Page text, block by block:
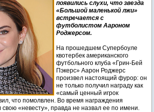
появились слухи, что звезда
«Большой маленькой лжи»
встречается с
футболистом Аароном
Роджерсом.
На прошедшем Супербоуле
квотербек американского
футбольного клуба «Грин-Бей
Пэкерс» Аарон Роджерс
произвел настоящий фурор: он
не только получил награду как
«самый ценный игрок
что помолвлен. Во время награждения
свою «невесту», правда не назвал ее по имени.